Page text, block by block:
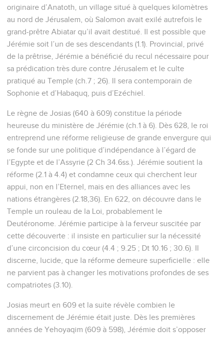
originaire d’Anatoth, un village situé à quelques kilomètres
au nord de Jérusalem, où Salomon avait exilé autrefois le
grand-prêtre Abiatar qu’il avait destitué. Il est possible que
Jérémie soit l’un de ses descendants (1.1). Provincial, privé
de la prêtrise, Jérémie a bénéficié du recul nécessaire pour
sa prédication très dure contre Jérusalem et le culte
pratiqué au Temple (ch.7 ; 26). Il sera contemporain de
Sophonie et d’Habaquq, puis d’Ezéchiel.
Le règne de Josias (640 à 609) constitue la période
heureuse du ministère de Jérémie (ch.1 à 6). Dès 628, le roi
entreprend une réforme religieuse de grande envergure qui
se fonde sur une politique d’indépendance à l’égard de
l’Egypte et de l’Assyrie (2 Ch 34.6ss.). Jérémie soutient la
réforme (2.1 à 4.4) et condamne ceux qui cherchent leur
appui, non en l’Eternel, mais en des alliances avec les
nations étrangères (2.18,36). En 622, on découvre dans le
Temple un rouleau de la Loi, probablement le
Deutéronome. Jérémie participe à la ferveur suscitée par
cette découverte : il insiste en particulier sur la nécessité
d’une circoncision du cœur (4.4 ; 9.25 ; Dt 10.16 ; 30.6). Il
discerne, lucide, que la réforme demeure superficielle : elle
ne parvient pas à changer les motivations profondes de ses
compatriotes (3.10).
Josias meurt en 609 et la suite révèle combien le
discernement de Jérémie était juste. Dès les premières
années de Yehoyaqim (609 à 598), Jérémie doit s’opposer